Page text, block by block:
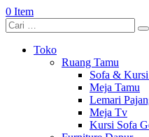
0 Item
Toko
Ruang Tamu
Sofa &
Meja Tamu
Lemari
Meja Tv
Kursi Sofa